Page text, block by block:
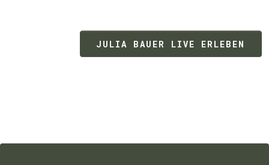
JULIA BAUER LIVE ERLEBEN